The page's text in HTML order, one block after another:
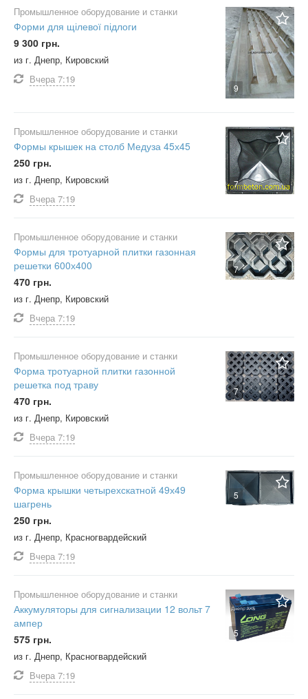
9
Промышленное оборудование и станки
Форми для щілевої підлоги
9 300 грн.
из г. Днепр, Кировский
Вчера 7:19
7
Промышленное оборудование и станки
Формы крышек на столб Медуза 45х45
250 грн.
из г. Днепр, Кировский
Вчера 7:19
7
Промышленное оборудование и станки
Формы для тротуарной плитки газонная
решетки 600х400
470 грн.
из г. Днепр, Кировский
Вчера 7:19
7
Промышленное оборудование и станки
Форма тротуарной плитки газонной
решетка под траву
470 грн.
из г. Днепр, Кировский
Вчера 7:19
5
Промышленное оборудование и станки
Форма крышки четырехскатной 49х49
шагрень
250 грн.
из г. Днепр, Красногвардейский
Вчера 7:19
5
Промышленное оборудование и станки
Аккумуляторы для сигнализации 12 вольт 7
ампер
575 грн.
из г. Днепр, Красногвардейский
Вчера 7:19